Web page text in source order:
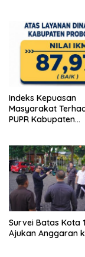
Indeks Kepuasan
Masyarakat
PUPR Kabupaten
Survei Batas Kota
Ajukan Anggaran